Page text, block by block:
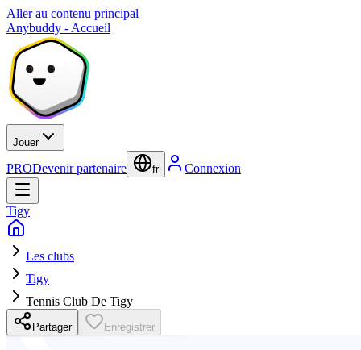
Aller au contenu principal
Anybuddy - Accueil
Jouer
PRODevenir partenaire fr Connexion
Tigy
Les clubs
Tigy
Tennis Club De Tigy
Partager Enregistrer